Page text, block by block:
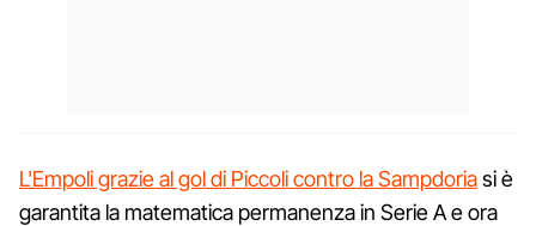
L'Empoli grazie al gol di Piccoli contro la Sampdoriasi è
garantita la matematica permanenza in Serie A e ora